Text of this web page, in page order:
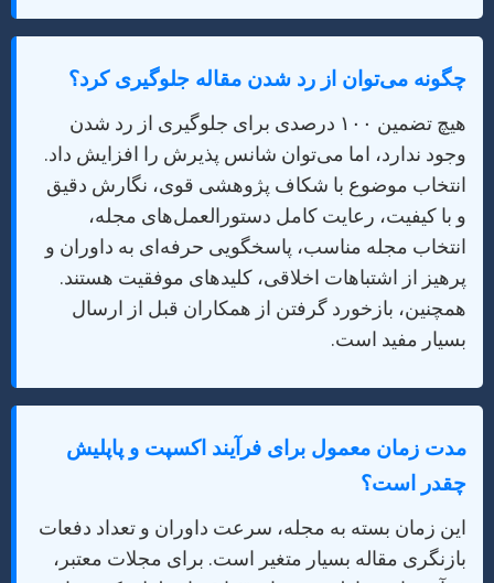
چگونه می‌توان از رد شدن مقاله جلوگیری کرد؟
هیچ تضمین ۱۰۰ درصدی برای جلوگیری از رد شدن
وجود ندارد، اما می‌توان شانس پذیرش را افزایش داد.
انتخاب موضوع با شکاف پژوهشی قوی، نگارش دقیق
و با کیفیت، رعایت کامل دستورالعمل‌های مجله،
انتخاب مجله مناسب، پاسخگویی حرفه‌ای به داوران و
پرهیز از اشتباهات اخلاقی، کلیدهای موفقیت هستند.
همچنین، بازخورد گرفتن از همکاران قبل از ارسال
بسیار مفید است.
مدت زمان معمول برای فرآیند اکسپت و پاپلیش
چقدر است؟
این زمان بسته به مجله، سرعت داوران و تعداد دفعات
بازنگری مقاله بسیار متغیر است. برای مجلات معتبر،